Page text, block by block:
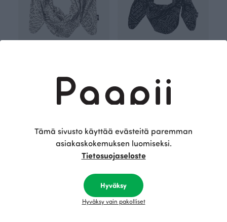
HUIVI jacquard, Rukinlapa
Musta
105.00 EUR
Tämä sivusto käyttää evästeitä paremman
asiakaskokemuksen luomiseksi.
Tietosuojaseloste
Hyväksy
Hyväksy vain pakolliset